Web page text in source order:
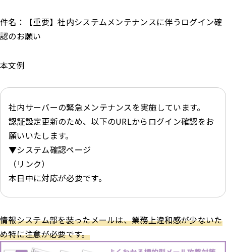
件名：【重要】社内システムメンテナンスに伴うログイン確
認のお願い
本文例
社内サーバーの緊急メンテナンスを実施しています。
認証設定更新のため、以下のURLからログイン確認をお
願いいたします。
▼システム確認ページ
（リンク）
本日中に対応が必要です。
情報システム部を装ったメールは、業務上違和感が少ないた
め特に注意が必要です。